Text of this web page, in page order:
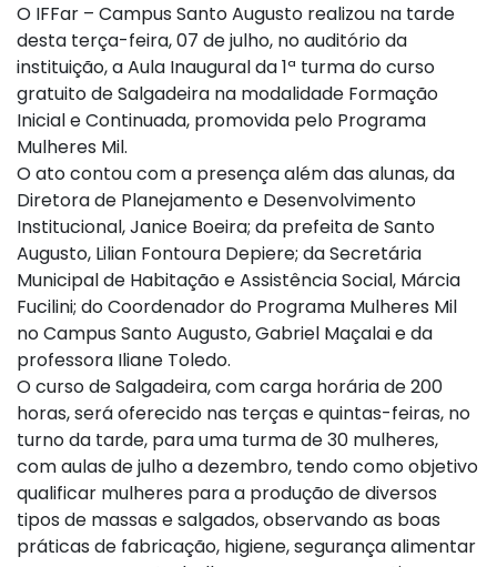
O IFFar – Campus Santo Augusto realizou na tarde
desta terça-feira, 07 de julho, no auditório da
instituição, a Aula Inaugural da 1ª turma do curso
gratuito de Salgadeira na modalidade Formação
Inicial e Continuada, promovida pelo Programa
Mulheres Mil.
O ato contou com a presença além das alunas, da
Diretora de Planejamento e Desenvolvimento
Institucional, Janice Boeira; da prefeita de Santo
Augusto, Lilian Fontoura Depiere; da Secretária
Municipal de Habitação e Assistência Social, Márcia
Fucilini; do Coordenador do Programa Mulheres Mil
no Campus Santo Augusto, Gabriel Maçalai e da
professora Iliane Toledo.
O curso de Salgadeira, com carga horária de 200
horas, será oferecido nas terças e quintas-feiras, no
turno da tarde, para uma turma de 30 mulheres,
com aulas de julho a dezembro, tendo como objetivo
qualificar mulheres para a produção de diversos
tipos de massas e salgados, observando as boas
práticas de fabricação, higiene, segurança alimentar